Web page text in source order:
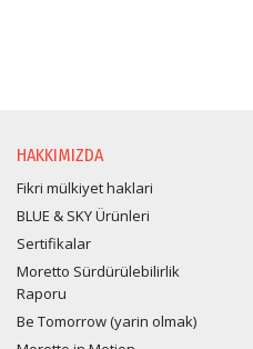
HAKKIMIZDA
Fikri mülkiyet haklari
BLUE & SKY Ürünleri
Sertifikalar
Moretto Sürdürülebilirlik
Raporu
Be Tomorrow (yarin olmak)